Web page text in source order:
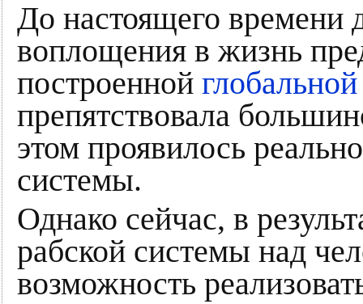
До настоящего времени
воплощения в жизнь
построенной
препятствовала
этом проявилось
системы.
Однако сейчас, в
рабской системы над
возможность